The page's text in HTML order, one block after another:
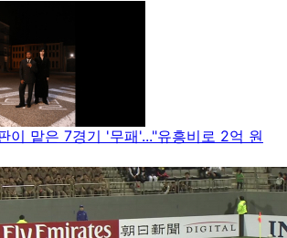
이 맡은 7경기 '무패'..."유흥비로 2억 원